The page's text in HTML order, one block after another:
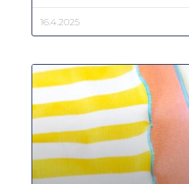
16.4.2025